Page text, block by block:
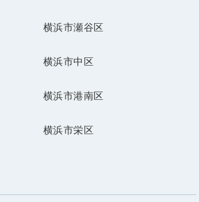
横浜市瀬谷区
横浜市中区
横浜市港南区
横浜市栄区